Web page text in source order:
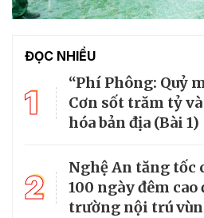
ĐỌC NHIỀU
1
“Phí Phông: Quỷ
Cơn sốt trăm tỷ
hóa bản địa (Bài 1)
2
Nghệ An tăng tốc
100 ngày đêm
trường nội trú